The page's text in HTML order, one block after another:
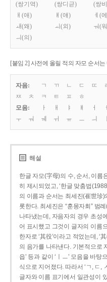
(쌍기역)
(쌍디귿)
(쌍
ㅐ(애)
ㅒ(얘) ㅔ(
ㅙ(왜)
ㅚ(외) ㅝ(
ㅢ(의)
[붙임 2] 사전에 올릴 적의 자모 순서
자음: ㄱ ㄲ ㄴ ㄷ ㄸ
ㅉ
ㅊ ㅋ ㅌ ㅍ
ㅎ
모음:
ㅏ ㅐ ㅑ ㅒ ㅓ ㅔ
ㅜ
ㅝ ㅞ ㅟ ㅠ ㅡ ㅢ
해설
한글 자모(字母)의 수, 순서, 이름
히 제시되었고, ‘한글 맞춤법
의 이름과 순서는 최세진(崔世珍)
롯한다. 최세진은 “훈몽자회” 범
나타냈는데, 자음자의 경우 초성
어 표시했고 그것이 글자의 이름
한자로 ‘其役’이라고 적었는데, ‘
의 음가를 나타낸다. 기본적으로
읍’ 등과 같이 ‘ㅣㅡ’ 모음을 바
식으로 지어졌다. 따라서 ‘ㄱ, ㄷ,
글자와 이름 표기에서 일관성이